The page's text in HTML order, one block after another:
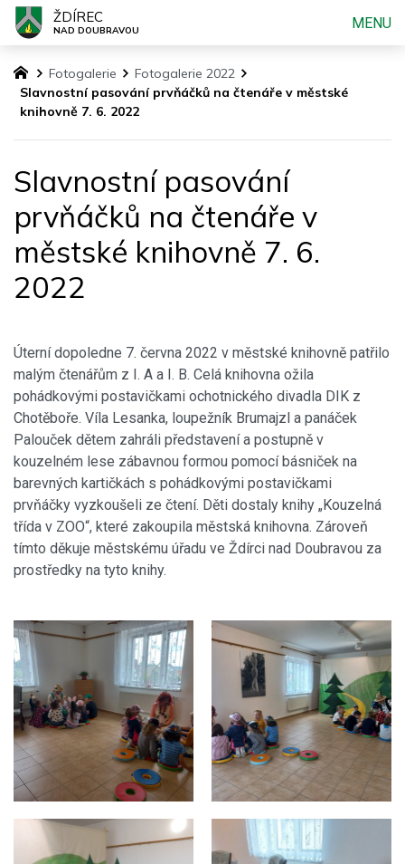
Fotogalerie
Fotogalerie 2022
Slavnostní pasování prvňáčků na čtenáře v městské
knihovně 7. 6. 2022
Slavnostní pasování
prvňáčků na čtenáře v
městské knihovně 7. 6.
2022
Úterní dopoledne 7. června 2022 v městské knihovně patřilo
malým čtenářům z I. A a I. B. Celá knihovna ožila
pohádkovými postavičkami ochotnického divadla DIK z
Chotěboře. Víla Lesanka, loupežník Brumajzl a panáček
Palouček dětem zahráli představení a postupně v
kouzelném lese zábavnou formou pomocí básniček na
barevných kartičkách s pohádkovými postavičkami
prvňáčky vyzkoušeli ze čtení. Děti dostaly knihy „Kouzelná
třída v ZOO“, které zakoupila městská knihovna. Zároveň
tímto děkuje městskému úřadu ve Ždírci nad Doubravou za
prostředky na tyto knihy.
ŽDÍREC
NAD DOUBRAVOU MENU